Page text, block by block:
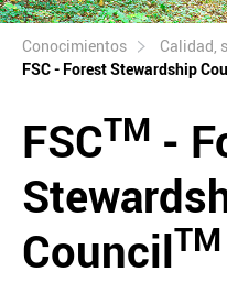
Conocimientos
Calidad,
FSC - Forest Stewardship
FSCTM -
CouncilTM